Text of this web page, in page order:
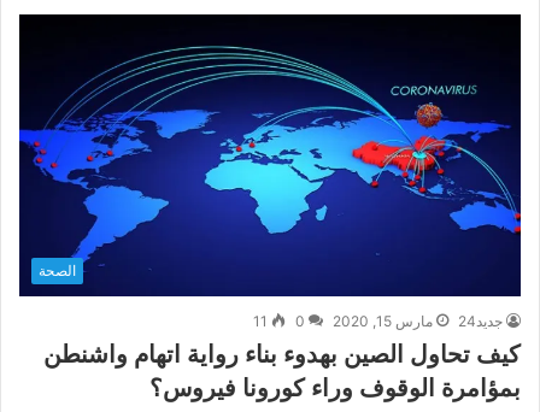
الصحة
جديد24 مارس 15, 2020 0
11
كيف تحاول الصين بهدوء بناء رواية اتهام واشنطن
بمؤامرة الوقوف وراء كورونا فيروس؟